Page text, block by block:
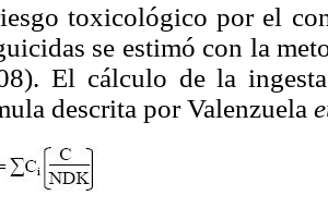
toxicológico por el
se estimó con la
El cálculo de la
descrita por Valenzuela